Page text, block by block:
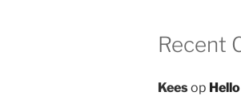
Recent
Keesop